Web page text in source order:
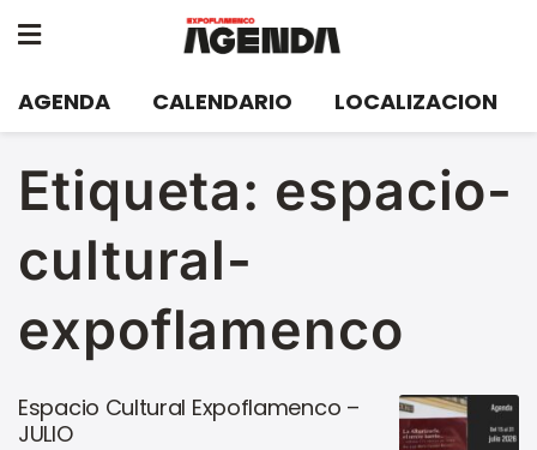
AGENDA CALENDARIO LOCALIZACION
Etiqueta: espacio-
cultural-
expoflamenco
Espacio Cultural Expoflamenco –
JULIO